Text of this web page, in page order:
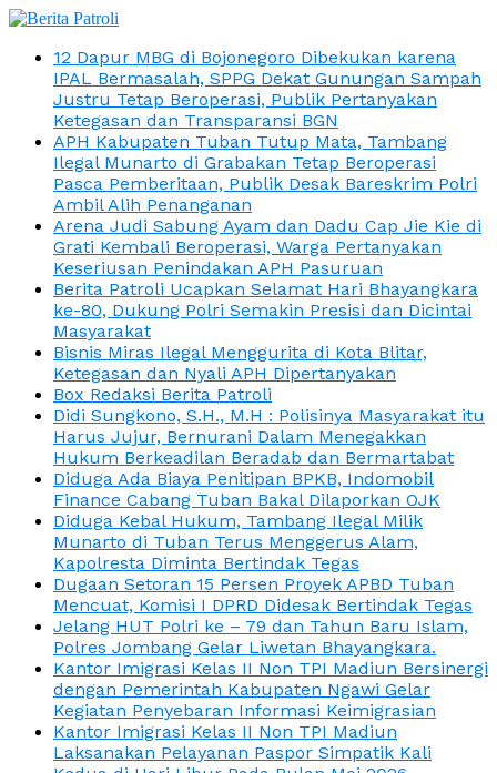
12 Dapur MBG di Bojonegoro Dibekukan karena
IPAL Bermasalah, SPPG Dekat Gunungan Sampah
Justru Tetap Beroperasi, Publik Pertanyakan
Ketegasan dan Transparansi BGN
APH Kabupaten Tuban Tutup Mata, Tambang
Ilegal Munarto di Grabakan Tetap Beroperasi
Pasca Pemberitaan, Publik Desak Bareskrim Polri
Ambil Alih Penanganan
Arena Judi Sabung Ayam dan Dadu Cap Jie Kie di
Grati Kembali Beroperasi, Warga Pertanyakan
Keseriusan Penindakan APH Pasuruan
Berita Patroli Ucapkan Selamat Hari Bhayangkara
ke-80, Dukung Polri Semakin Presisi dan Dicintai
Masyarakat
Bisnis Miras Ilegal Menggurita di Kota Blitar,
Ketegasan dan Nyali APH Dipertanyakan
Box Redaksi Berita Patroli
Didi Sungkono, S.H., M.H : Polisinya Masyarakat itu
Harus Jujur, Bernurani Dalam Menegakkan
Hukum Berkeadilan Beradab dan Bermartabat
Diduga Ada Biaya Penitipan BPKB, Indomobil
Finance Cabang Tuban Bakal Dilaporkan OJK
Diduga Kebal Hukum, Tambang Ilegal Milik
Munarto di Tuban Terus Menggerus Alam,
Kapolresta Diminta Bertindak Tegas
Dugaan Setoran 15 Persen Proyek APBD Tuban
Mencuat, Komisi I DPRD Didesak Bertindak Tegas
Jelang HUT Polri ke – 79 dan Tahun Baru Islam,
Polres Jombang Gelar Liwetan Bhayangkara.
Kantor Imigrasi Kelas II Non TPI Madiun Bersinergi
dengan Pemerintah Kabupaten Ngawi Gelar
Kegiatan Penyebaran Informasi Keimigrasian
Kantor Imigrasi Kelas II Non TPI Madiun
Laksanakan Pelayanan Paspor Simpatik Kali